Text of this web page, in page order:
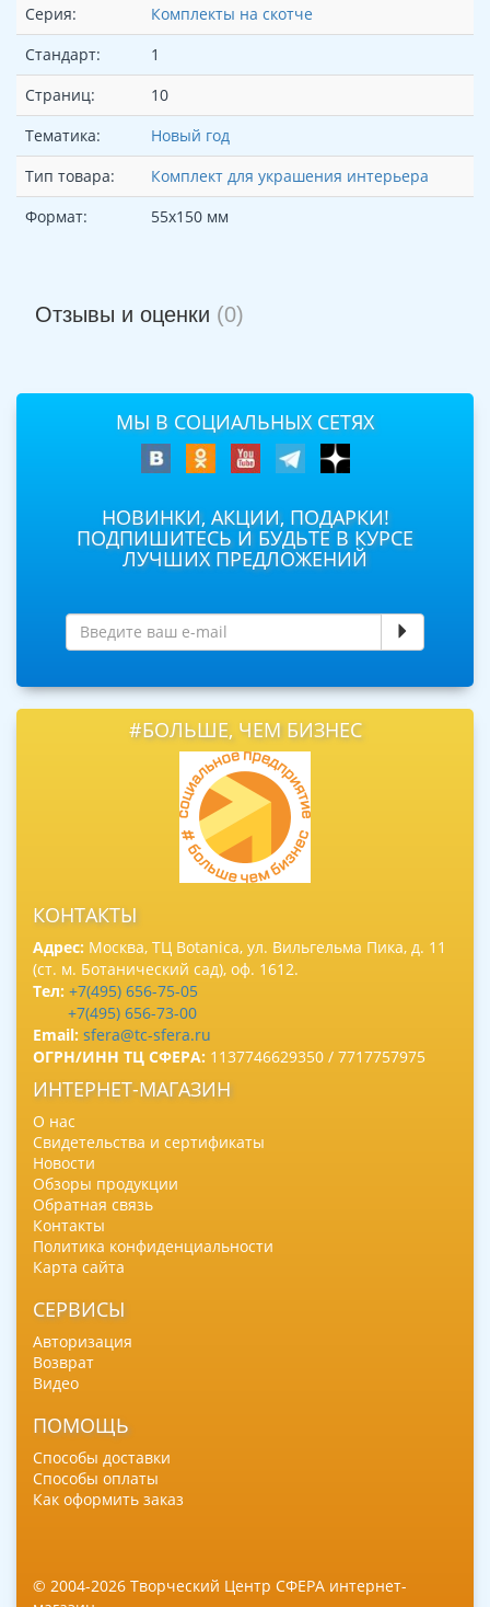
Серия:
Комплекты на скотче
Стандарт:
1
Страниц:
10
Тематика:
Новый год
Тип товара:
Комплект для украшения интерьера
Формат:
55х150 мм
Отзывы и оценки (0)
МЫ В СОЦИАЛЬНЫХ СЕТЯХ
НОВИНКИ, АКЦИИ, ПОДАРКИ!
ПОДПИШИТЕСЬ И БУДЬТЕ В КУРСЕ
ЛУЧШИХ ПРЕДЛОЖЕНИЙ
#БОЛЬШЕ, ЧЕМ БИЗНЕС
КОНТАКТЫ
Адрес: Москва, ТЦ Botanica, ул. Вильгельма Пика, д. 11
(ст. м. Ботанический сад), оф. 1612.
Тел: +7(495) 656-75-05
+7(495) 656-73-00
Email: sfera@tc-sfera.ru
ОГРН/ИНН ТЦ СФЕРА: 1137746629350 / 7717757975
ИНТЕРНЕТ-МАГАЗИН
О нас
Свидетельства и сертификаты
Новости
Обзоры продукции
Обратная связь
Контакты
Политика конфиденциальности
Карта сайта
СЕРВИСЫ
Авторизация
Возврат
Видео
ПОМОЩЬ
Способы доставки
Способы оплаты
Как оформить заказ
© 2004-2026 Творческий Центр СФЕРА интернет-